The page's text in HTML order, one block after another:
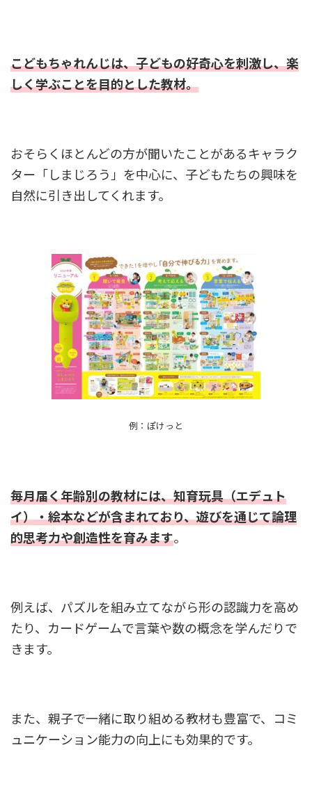
こどもちゃれんじは、子どもの好奇心を刺激し、楽
しく学ぶことを目的とした教材。
おそらくほとんどの方が聞いたことがあるキャラク
ター「しまじろう」を中心に、子どもたちの興味を
自然に引き出してくれます。
例：ぽけっと
毎月届く年齢別の教材には、知育玩具（エデュト
イ）・絵本などが含まれており、遊びを通じて論理
的思考力や創造性を育みます。
例えば、パズルを組み立てながら形の認識力を高め
たり、カードゲームで言葉や数の概念を学んだりで
きます。
また、親子で一緒に取り組める教材も豊富で、コミ
ュニケーション能力の向上にも効果的です。